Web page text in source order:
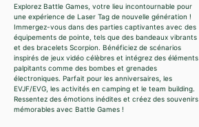
Explorez Battle Games, votre lieu incontournable pour
une expérience de Laser Tag de nouvelle génération !
Immergez-vous dans des parties captivantes avec des
équipements de pointe, tels que des bandeaux vibrants
et des bracelets Scorpion. Bénéficiez de scénarios
inspirés de jeux vidéo célèbres et intégrez des éléments
palpitants comme des bombes et grenades
électroniques. Parfait pour les anniversaires, les
EVJF/EVG, les activités en camping et le team building.
Ressentez des émotions inédites et créez des souvenirs
mémorables avec Battle Games !